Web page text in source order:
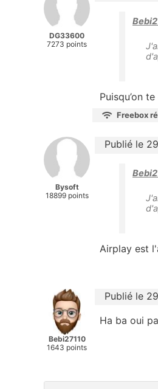
DG33600
7273 points
Puisqu’on
Freebox
Bysoft
18899 points
Publié le
Airplay est
Bebi27110
1643 points
Publié le
Ha ba oui